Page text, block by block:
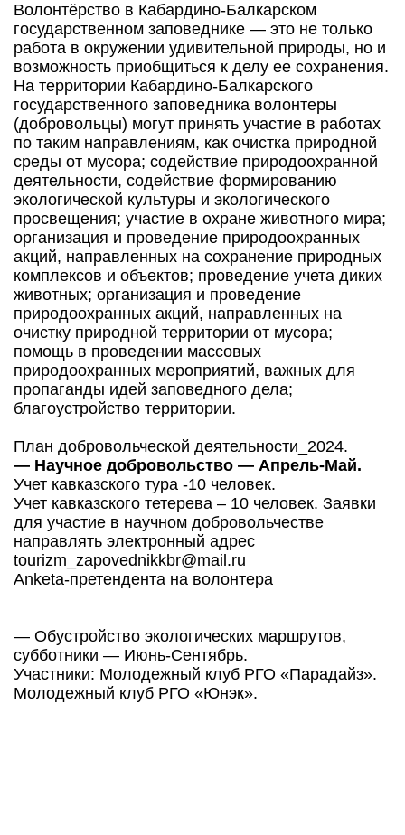
Волонтёрство в Кабардино-Балкарском
государственном заповеднике — это не только
работа в окружении удивительной природы, но и
возможность приобщиться к делу ее сохранения.
На территории Кабардино-Балкарского
государственного заповедника волонтеры
(добровольцы) могут принять участие в работах
по таким направлениям, как очистка природной
среды от мусора; содействие природоохранной
деятельности, содействие формированию
экологической культуры и экологического
просвещения; участие в охране животного мира;
организация и проведение природоохранных
акций, направленных на сохранение природных
комплексов и объектов; проведение учета диких
животных; организация и проведение
природоохранных акций, направленных на
очистку природной территории от мусора;
помощь в проведении массовых
природоохранных мероприятий, важных для
пропаганды идей заповедного дела;
благоустройство территории.
План добровольческой деятельности_2024.
— Научное добровольство — Апрель-Май.
Учет кавказского тура -10 человек.
Учет кавказского тетерева – 10 человек. Заявки
для участие в научном добровольчестве
направлять электронный адрес
tourizm_zapovednikkbr@mail.ru
Anketa-претендента на волонтера
— Обустройство экологических маршрутов,
субботники — Июнь-Сентябрь.
Участники: Молодежный клуб РГО «Парадайз».
Молодежный клуб РГО «Юнэк».